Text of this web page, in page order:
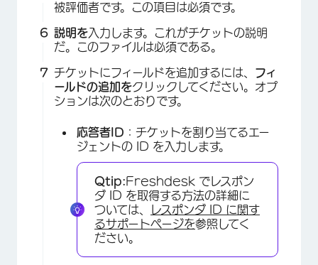
被評価者です。この項目は必須です。
説明を入力します。これがチケットの説明
だ。このファイルは必須である。
チケットにフィールドを追加するには、 フィ
ールドの追加をクリックしてください。オプ
ションは次のとおりです。
応答者ID ：チケットを割り当てるエー
ジェントの ID を入力します。
Qtip:Freshdesk でレスポン
ダ ID を取得する方法の詳細に
ついては、
レスポンダ ID に関す
るサポートページを参照してく
ださい。